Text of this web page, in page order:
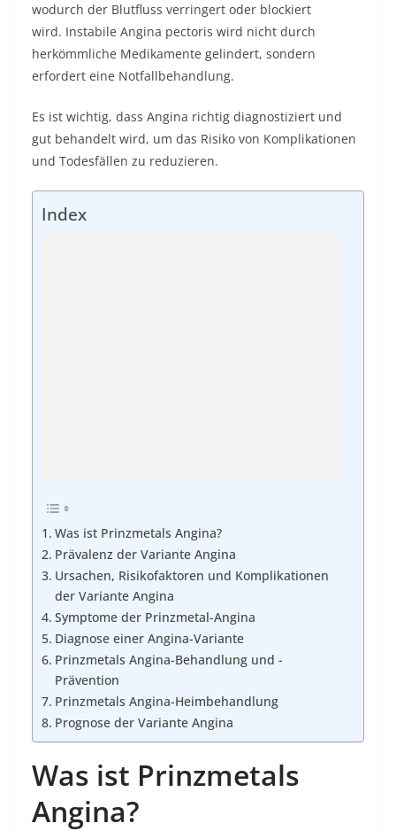
wodurch der Blutfluss verringert oder blockiert
wird. Instabile Angina pectoris wird nicht durch
herkömmliche Medikamente gelindert, sondern
erfordert eine Notfallbehandlung.
Es ist wichtig, dass Angina richtig diagnostiziert und
gut behandelt wird, um das Risiko von Komplikationen
und Todesfällen zu reduzieren.
Index
Was ist Prinzmetals Angina?
Prävalenz der Variante Angina
Ursachen, Risikofaktoren und Komplikationen
der Variante Angina
Symptome der Prinzmetal-Angina
Diagnose einer Angina-Variante
Prinzmetals Angina-Behandlung und -
Prävention
Prinzmetals Angina-Heimbehandlung
Prognose der Variante Angina
Was ist Prinzmetals
Angina?